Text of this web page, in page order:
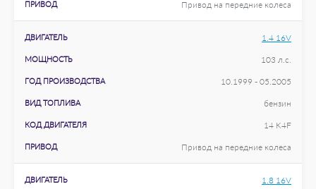
ПРИВОД Привод на передние колеса
ДВИГАТЕЛЬ 1.4 16V
МОЩНОСТЬ 103 л.с.
ГОД ПРОИЗВОДСТВА 10.1999 - 05.2005
ВИД ТОПЛИВА бензин
КОД ДВИГАТЕЛЯ 14 K4F
ПРИВОД Привод на передние колеса
ДВИГАТЕЛЬ 1.8 16V